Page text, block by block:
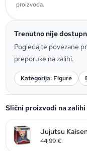
proizvoda.
Trenutno nije
Pogledajte povezane
preporuke na zalihi.
Kategorija: Figure
Slični proizvodi na zalihi
44,99€